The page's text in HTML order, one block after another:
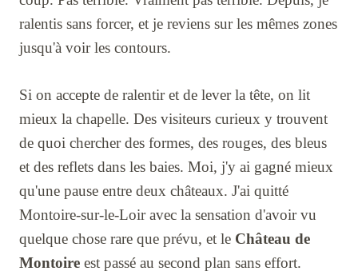
ralentis sans forcer, et je reviens sur les mêmes zones
jusqu'à voir les contours.
Si on accepte de ralentir et de lever la tête, on lit
mieux la chapelle. Des visiteurs curieux y trouvent
de quoi chercher des formes, des rouges, des bleus
et des reflets dans les baies. Moi, j'y ai gagné mieux
qu'une pause entre deux châteaux. J'ai quitté
Montoire-sur-le-Loir avec la sensation d'avoir vu
quelque chose rare que prévu, et le Château de
Montoire est passé au second plan sans effort.